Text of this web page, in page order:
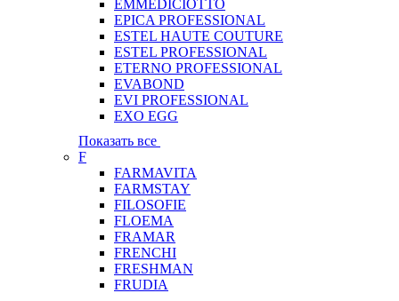
EMMEDICIOTTO
EPICA PROFESSIONAL
ESTEL HAUTE COUTURE
ESTEL PROFESSIONAL
ETERNO PROFESSIONAL
EVABOND
EVI PROFESSIONAL
EXO EGG
Показать все
F
FARMAVITA
FARMSTAY
FILOSOFIE
FLOEMA
FRAMAR
FRENCHI
FRESHMAN
FRUDIA